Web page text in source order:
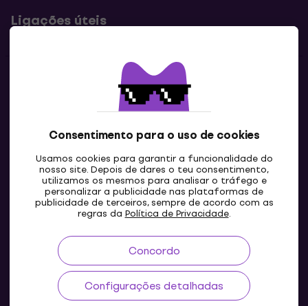
Consentimento para o uso de cookies
Usamos cookies para garantir a funcionalidade do
nosso site. Depois de dares o teu consentimento,
utilizamos os mesmos para analisar o tráfego e
personalizar a publicidade nas plataformas de
publicidade de terceiros, sempre de acordo com as
regras da Política de Privacidade.
Concordo
Configurações detalhadas
Ligações úteis
Contatos
Contacta-nos
PT